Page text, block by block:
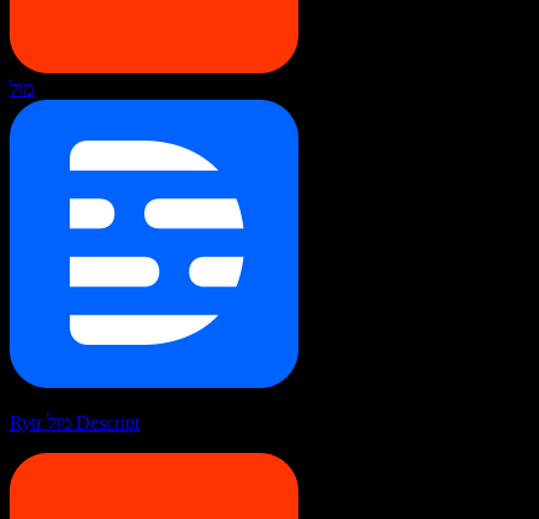
מול
Rytr מול Descript